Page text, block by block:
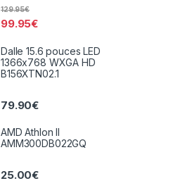
99.95€
129.95€
Dalle 15.6 pouces LED
1366x768 WXGA HD
B156XTN02.1
79.90€
AMD Athlon II
AMM300DB022GQ
25.00€